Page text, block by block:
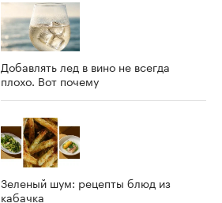
Добавлять лед в вино не всегда
плохо. Вот почему
Зеленый шум: рецепты блюд из
кабачка